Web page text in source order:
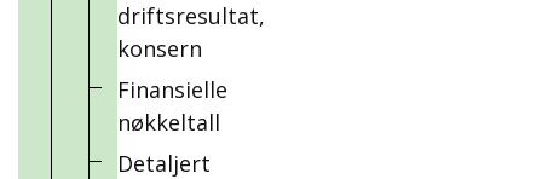
driftsresultat,
konsern
Finansielle
nøkkeltall
Detaljert